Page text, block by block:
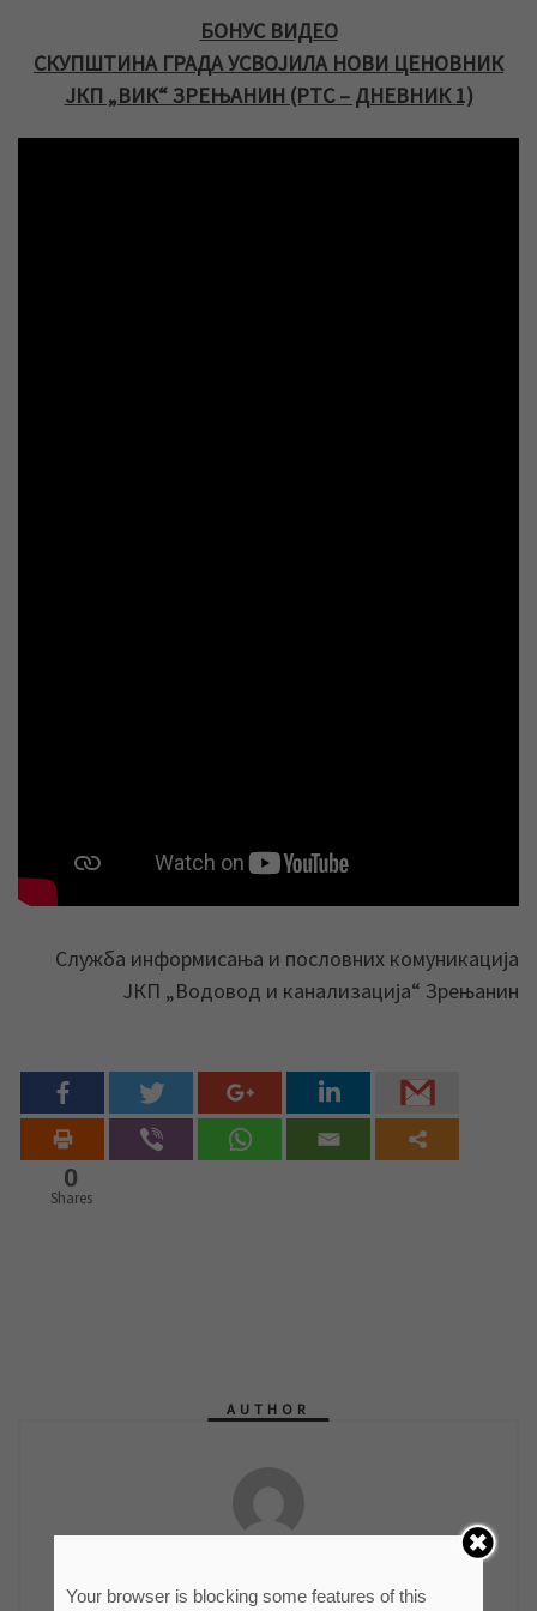
БОНУС ВИДЕО
СКУПШТИНА ГРАДА УСВОЈИЛА НОВИ ЦЕНОВНИК
ЈКП „ВИК“ ЗРЕЊАНИН (РТС – ДНЕВНИК 1)
Служба информисања и пословних комуникација
ЈКП „Водовод и канализација“ Зрењанин
0
Shares
AUTHOR
Руководилац Службе информисања и пословних
Your browser is blocking some features of this